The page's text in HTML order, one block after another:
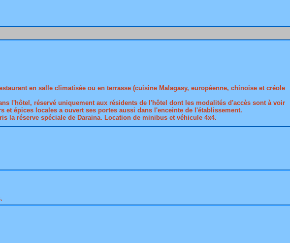
en salle climatisée ou en terrasse (cuisine Malagasy, européenne, chinoise et créole
l'hôtel, réservé uniquement aux résidents de l'hôtel dont les modalités d'accès sont à voir
épices locales a ouvert ses portes aussi dans l'enceinte de l'établissement.
la réserve spéciale de Daraina. Location de minibus et véhicule 4x4.